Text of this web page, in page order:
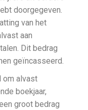
doorgegeven.
van het
aan
Dit bedrag
geïncasseerd.
om alvast
boekjaar,
groot bedrag